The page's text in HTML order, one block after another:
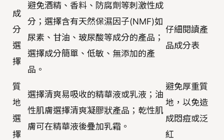
成
分
選
擇
避免酒精、香料、防腐劑等刺激性成
分；選擇含有天然保濕因子(NMF)如
尿素、甘油、玻尿酸等成分的產品；
選擇成分簡單、低敏、無添加的產
品。
仔細閱讀產
品成分表
質
地
選
擇
選擇清爽易吸收的精華液或乳液；油
性肌膚選擇清爽凝膠狀產品；乾性肌
膚可在精華液後疊加乳霜。
避免厚重質
地，以免造
成悶痘或泛
紅